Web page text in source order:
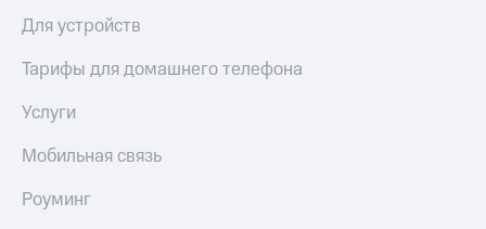
Для устройств
Тарифы для домашнего телефона
Услуги
Мобильная связь
Роуминг